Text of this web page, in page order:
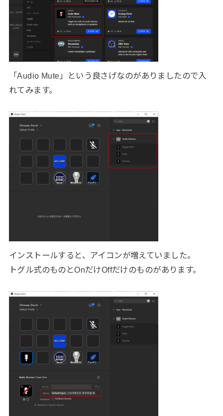
「Audio Mute」という良さげなのがありましたので入
れてみます。
インストールすると、アイコンが増えていました。
トグル式のものとOnだけOffだけのものがあります。